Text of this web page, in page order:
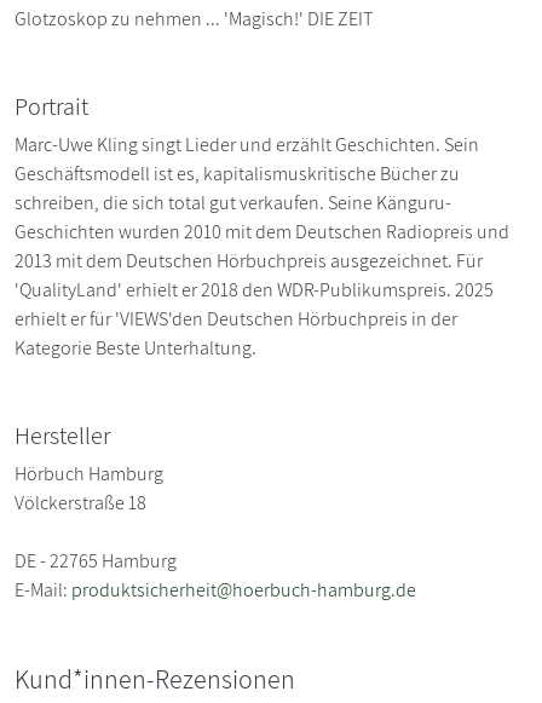
Glotzoskop zu nehmen ... 'Magisch!' DIE ZEIT
Portrait
Marc-Uwe Kling singt Lieder und erzählt Geschichten. Sein
Geschäftsmodell ist es, kapitalismuskritische Bücher zu
schreiben, die sich total gut verkaufen. Seine Känguru-
Geschichten wurden 2010 mit dem Deutschen Radiopreis und
2013 mit dem Deutschen Hörbuchpreis ausgezeichnet. Für
'QualityLand' erhielt er 2018 den WDR-Publikumspreis. 2025
erhielt er für 'VIEWS'den Deutschen Hörbuchpreis in der
Kategorie Beste Unterhaltung.
Hersteller
Hörbuch Hamburg
Völckerstraße 18
DE - 22765 Hamburg
E-Mail: produktsicherheit@hoerbuch-hamburg.de
Kund*innen-Rezensionen